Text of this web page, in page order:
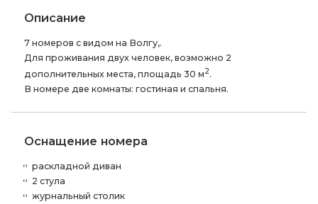
Описание
7 номеров с видом на Волгу,.
Для проживания двух человек, возможно 2
дополнительных места, площадь 30 м2.
В номере две комнаты: гостиная и спальня.
Оснащение номера
раскладной диван
2 стула
журнальный столик